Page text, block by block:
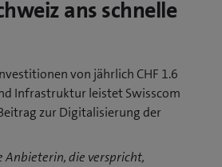
ans schnelle
von jährlich CHF 1.6
Infrastruktur leistet Swisscom
zur Digitalisierung der
Anbieterin, die verspricht,